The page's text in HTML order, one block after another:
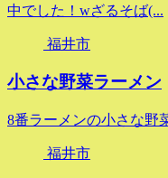
中でした！wざるそば(...
福井市
小さな野菜ラーメン
8番ラーメンの小さな野
福井市